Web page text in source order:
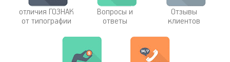
отличия ГОЗНАК
от типографии
Вопросы и
ответы
Отзывы
клиентов